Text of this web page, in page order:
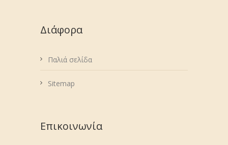
Διάφορα
Παλιά σελίδα
Sitemap
Επικοινωνία